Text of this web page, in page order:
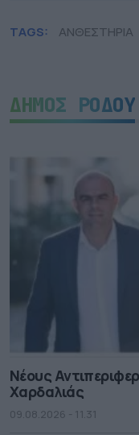
TAGS: ΑΝΘΕΣΤΗΡΙΑ
ΔΗΜΟΣ ΡΟΔΟΥ
Νέους
Χαρδαλιάς
09.08.2026 - 11.31